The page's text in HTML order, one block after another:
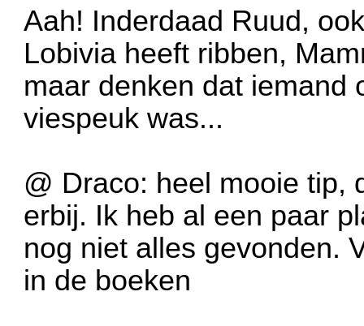
Aah! Inderdaad Ruud,
Lobivia heeft ribben,
maar denken dat iemand
viespeuk was...
@ Draco: heel mooie tip,
erbij. Ik heb al een paar
nog niet alles gevonden.
in de boeken